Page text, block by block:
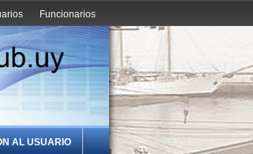
Funcionarios
AL USUARIO